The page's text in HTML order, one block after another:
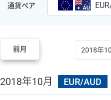
通貨ペア
前月
2018年10月 EUR/AUD